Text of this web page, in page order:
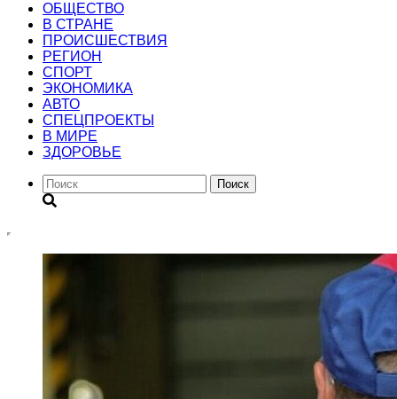
ОБЩЕСТВО
В СТРАНЕ
ПРОИСШЕСТВИЯ
РЕГИОН
CПОРТ
ЭКОНОМИКА
АВТО
СПЕЦПРОЕКТЫ
В МИРЕ
ЗДОРОВЬЕ
Поиск